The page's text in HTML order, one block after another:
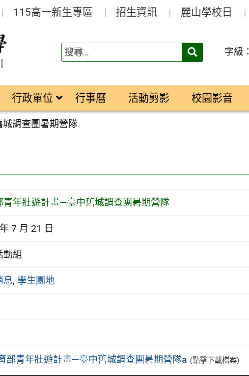
115高一新生專區 招生資訊 麗山學校日
搜
字級：
行政單位 行事曆 活動剪影 校園影音
調查團暑期營隊
青年壯遊計畫—臺中舊城調查團暑期營隊
7 月 21 日
動組
息, 學生園地
部青年壯遊計畫—臺中舊城調查團暑期營隊a (點擊下載檔案)